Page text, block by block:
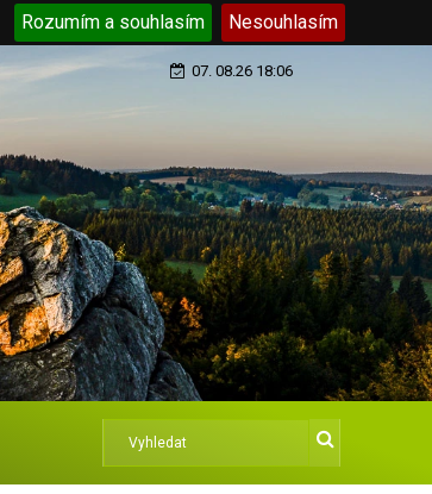
Rozumím a souhlasím Nesouhlasím
07. 08.26 18:06